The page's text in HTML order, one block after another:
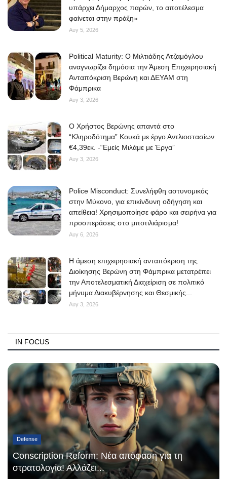
υπάρχει Δήμαρχος παρών, το αποτέλεσμα
φαίνεται στην πράξη»
Αυγ 5, 2026
Political Maturity: Ο Μιλτιάδης Ατζαμόγλου
αναγνωρίζει δημόσια την Άμεση Επιχειρησιακή
Ανταπόκριση Βερώνη και ΔΕΥΑΜ στη
Φάμπρικα
Αυγ 3, 2026
O Χρήστος Βερώνης απαντά στο
“Κληροδότημα” Κουκά με έργο Αντλιοστασίων
€4,39εκ. -“Εμείς Μιλάμε με Έργα”
Αυγ 3, 2026
Police Misconduct: Συνελήφθη αστυνομικός
στην Μύκονο, για επικίνδυνη οδήγηση και
απείθεια! Χρησιμοποίησε φάρο και σειρήνα για
προσπεράσεις στο μποτιλιάρισμα!
Αυγ 6, 2026
Η άμεση επιχειρησιακή ανταπόκριση της
Διοίκησης Βερώνη στη Φάμπρικα μετατρέπει
την Αποτελεσματική Διαχείριση σε πολιτικό
μήνυμα Διακυβέρνησης και Θεσμικής...
Αυγ 3, 2026
IN FOCUS
Defense
Conscription Reform: Νέα απόφαση για τη
στρατολογία! Αλλάζει...